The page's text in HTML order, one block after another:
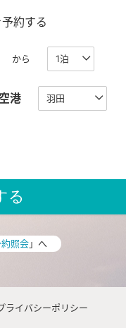
約する
から
港
照会」へ
ライバシーポリシー